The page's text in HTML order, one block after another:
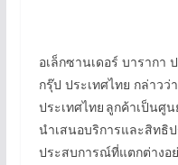
อเล็กซานเดอร์ บารากา
กรุ๊ป ประเทศไทย กล่าวว่
ประเทศไทย ลูกค้าเป็นศู
นำเสนอบริการและสิทธิ
ประสบการณ์ที่แตกต่างอ